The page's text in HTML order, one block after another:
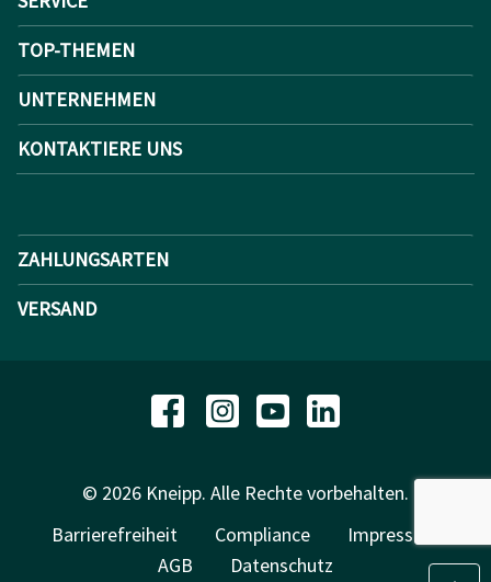
TOP-THEMEN
UNTERNEHMEN
KONTAKTIERE UNS
ZAHLUNGSARTEN
VERSAND
© 2026 Kneipp. Alle Rechte vorbehalten.
Barrierefreiheit
Compliance
Impressum
AGB
Datenschutz